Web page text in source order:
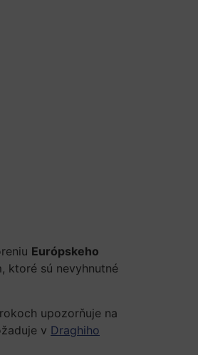
Európskeho
ktoré sú nevyhnutné
upozorňuje na
v Draghiho